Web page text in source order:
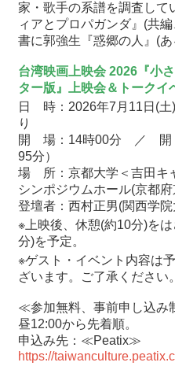
家・歌手の系譜を調査して
ィアとプロパガンダ』(共
書に郭強生『惑郷の人』(あ
台湾映画上映会 2026 『小
ター版 』上映会＆トークイ
日 時：2026年7月11日(土
り
開 場：14時00分 ／ 開
95分）
場 所：京都大学＜吉田キ
シンポジウムホール(京都
登壇者：西村正男(関西学
※上映後、休憩(約10分)を
分)を予定。
※ゲスト・イベント内容は
ざいます。ご了承ください。
≪参加無料、事前申し込み
昼12:00から先着順。
申込み先：≪Peatix≫
https://